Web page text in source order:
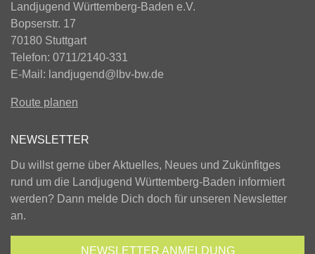
Landjugend Württemberg-Baden e.V.
Bopserstr. 17
70180 Stuttgart
Telefon: 0711/2140-331
E-Mail: landjugend@lbv-bw.de
Route planen
NEWSLETTER
Du willst gerne über Aktuelles, Neues und Zukünfitges
rund um die Landjugend Württemberg-Baden informiert
werden? Dann melde Dich doch für unseren Newsletter
an.
NEWSLETTER ANMELDUNG